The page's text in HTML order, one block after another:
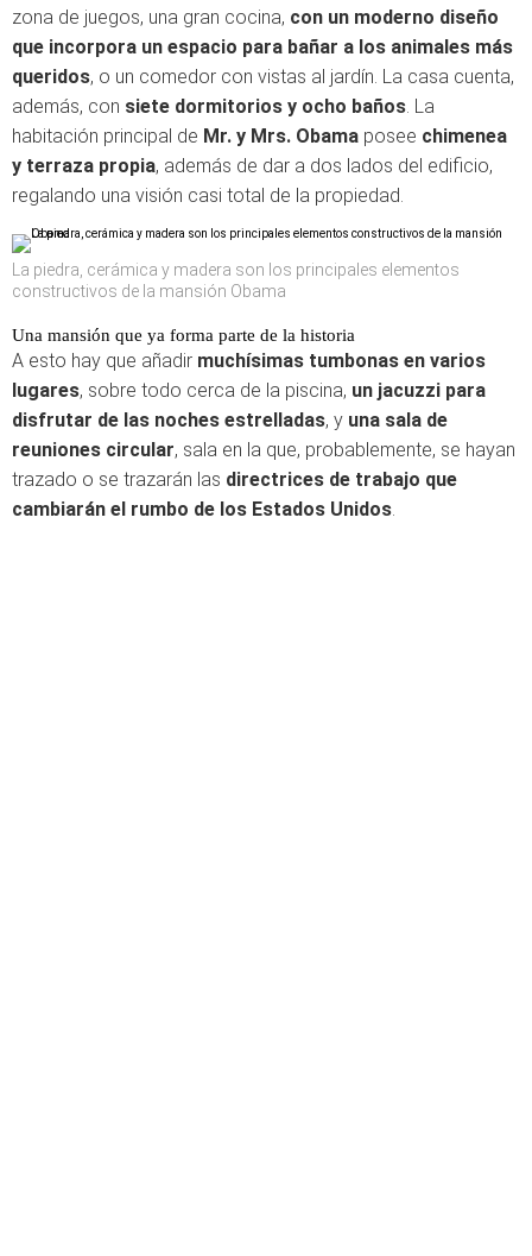
zona de juegos, una gran cocina, con un moderno diseño
que incorpora un espacio para bañar a los animales más
queridos, o un comedor con vistas al jardín. La casa cuenta,
además, con siete dormitorios y ocho baños. La
habitación principal de Mr. y Mrs. Obama posee chimenea
y terraza propia, además de dar a dos lados del edificio,
regalando una visión casi total de la propiedad.
La piedra, cerámica y madera son los principales elementos
constructivos de la mansión Obama
Una mansión que ya forma parte de la historia
A esto hay que añadir muchísimas tumbonas en varios
lugares, sobre todo cerca de la piscina, un jacuzzi para
disfrutar de las noches estrelladas, y una sala de
reuniones circular, sala en la que, probablemente, se hayan
trazado o se trazarán las directrices de trabajo que
cambiarán el rumbo de los Estados Unidos.